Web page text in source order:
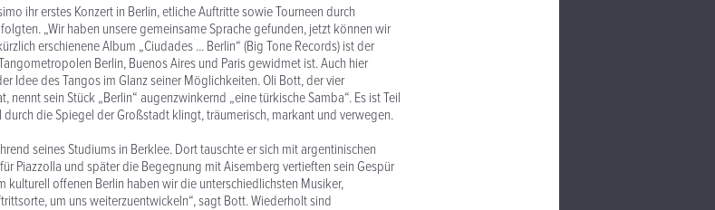
ihr erstes Konzert in Berlin, etliche Auftritte sowie Tourneen durch
„Wir haben unsere gemeinsame Sprache gefunden, jetzt können wir
erschienene Album „Ciudades ... Berlin“ (Big Tone Records) ist der
Berlin, Buenos Aires und Paris gewidmet ist. Auch hier
Idee des Tangos im Glanz seiner Möglichkeiten. Oli Bott, der vier
sein Stück „Berlin“ augenzwinkernd „eine türkische Samba“. Es ist Teil
die Spiegel der Großstadt klingt, träumerisch, markant und verwegen.
seines Studiums in Berklee. Dort tauschte er sich mit argentinischen
Piazzolla und später die Begegnung mit Aisemberg vertieften sein Gespür
kulturell offenen Berlin haben wir die unterschiedlichsten Musiker,
um uns weiterzuentwickeln“, sagt Bott. Wiederholt sind